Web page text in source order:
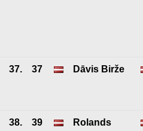
37. 37 Dāvis Birže
38. 39
Rolands